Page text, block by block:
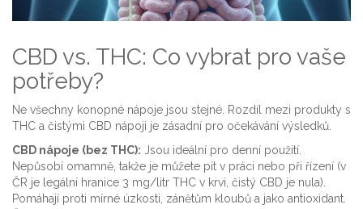
CBD vs. THC: Co vybrat pro vaše
potřeby?
Ne všechny konopné nápoje jsou stejné. Rozdíl mezi produkty s
THC a čistými CBD nápoji je zásadní pro očekávání výsledků.
CBD nápoje (bez THC): Jsou ideální pro denní použití.
Nepůsobí omamně, takže je můžete pít v práci nebo při řízení (v
ČR je legální hranice 3 mg/litr THC v krvi, čistý CBD je nula).
Pomáhají proti mírné úzkosti, zánětům kloubů a jako antioxidant.